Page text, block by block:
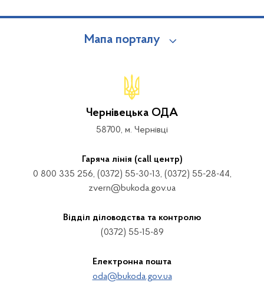
Мапа порталу
Чернівецька ОДА
58700, м. Чернівці
Гаряча лінія (call центр)
0 800 335 256, (0372) 55-30-13, (0372) 55-28-44,
zvern@bukoda.gov.ua
Відділ діловодства та контролю
(0372) 55-15-89
Електронна пошта
oda@bukoda.gov.ua